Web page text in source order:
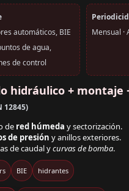
automáticos, BIE
de agua,
de control
Mensual ·
hidráulico + montaje
12845)
de red húmeda y sectorización.
de presión y anillos exteriores.
de caudal ycurvas de bomba.
BIE hidrantes